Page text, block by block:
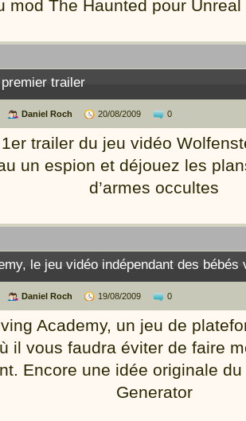
mod The Haunted pour Unreal
trailer
Daniel Roch 20/08/2009 0
trailer du jeu vidéo
un espion et déjouez les
d’armes occultes
le jeu vidéo indépendant des bébés
Daniel Roch 19/08/2009 0
Academy, un jeu de
il vous faudra éviter de faire
Encore une idée originale
Generator